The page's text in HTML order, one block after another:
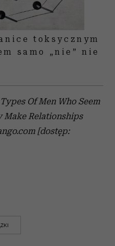
toksycznym
samo „nie” nie
Of Men Who Seem
Make Relationships
[dostęp: